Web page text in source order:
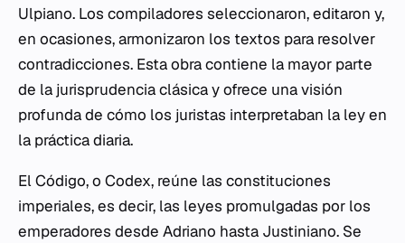
Ulpiano. Los compiladores seleccionaron, editaron y,
en ocasiones, armonizaron los textos para resolver
contradicciones. Esta obra contiene la mayor parte
de la jurisprudencia clásica y ofrece una visión
profunda de cómo los juristas interpretaban la ley en
la práctica diaria.
El Código, o Codex, reúne las constituciones
imperiales, es decir, las leyes promulgadas por los
emperadores desde Adriano hasta Justiniano. Se